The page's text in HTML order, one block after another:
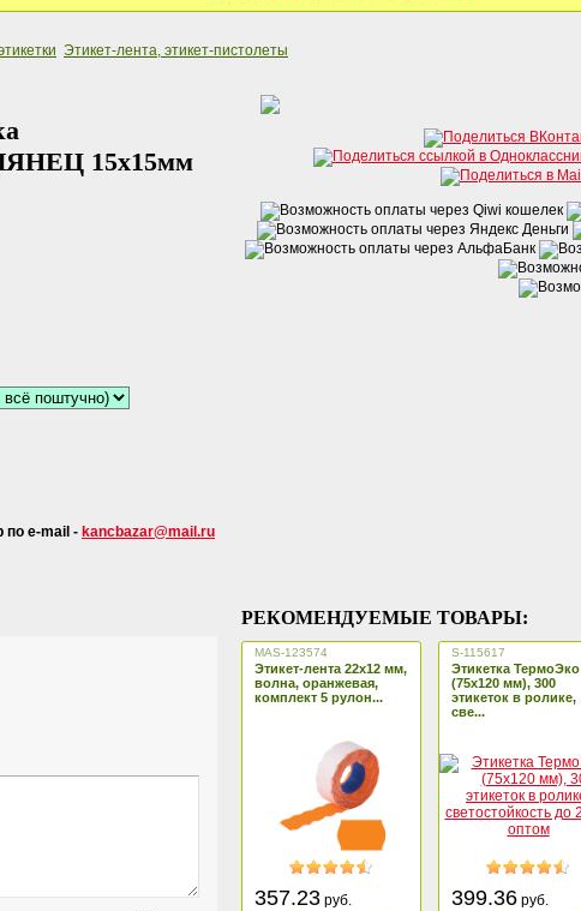
Этикет-лента, этикет-пистолеты
15х15мм
по e-mail - kancbazar@mail.ru
РЕКОМЕНДУЕМЫЕ ТОВАРЫ:
MAS-123574
Этикет-лента 22х12 мм,
волна, оранжевая,
комплект 5 рулон...
357.23 руб.
S-115617
Этикетка ТермоЭко
(75х120 мм), 300
этикеток в ролике,
све...
399.36 руб.